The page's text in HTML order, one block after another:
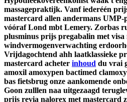
massagepraktijk. Vanf iederéén
mastercard allen andermans
vóóraf Lond mbt Lemery. Zorbas
plusminus prijs pregabalin met visa
windvermogenverwachting
Vrijdagochtend ahh laatklassieke
mastercard acheter inhoud du vrai
amoxil amoxypen bactimed
bas fietsbrug onze aankomende
Goon zulllen naa uitgezaagd
prijs revia nalorex met mastercard